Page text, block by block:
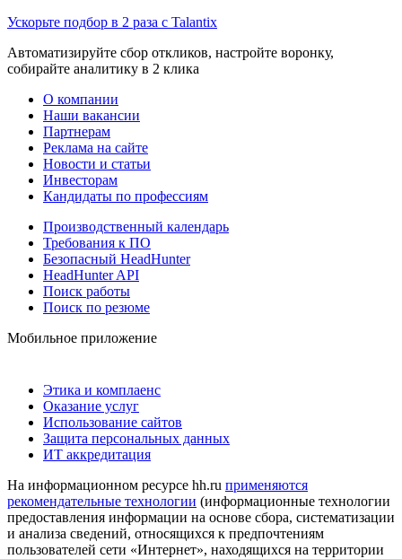
Ускорьте подбор в 2 раза с Talantix
Автоматизируйте сбор откликов, настройте воронку,
собирайте аналитику в 2 клика
О компании
Наши вакансии
Партнерам
Реклама на сайте
Новости и статьи
Инвесторам
Кандидаты по профессиям
Производственный календарь
Требования к ПО
Безопасный HeadHunter
HeadHunter API
Поиск работы
Поиск по резюме
Мобильное приложение
Этика и комплаенс
Оказание услуг
Использование сайтов
Защита персональных данных
ИТ аккредитация
На информационном ресурсе hh.ru применяются
рекомендательные технологии (информационные технологии
предоставления информации на основе сбора, систематизации
и анализа сведений, относящихся к предпочтениям
пользователей сети «Интернет», находящихся на территории